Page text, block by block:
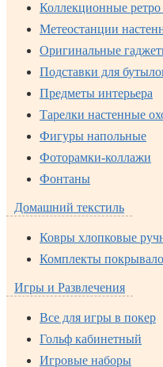
Коллекционные
Метеостанции
Оригинальные
Подставки для
Предметы интерьера
Тарелки настенные
Фигуры напольные
Фоторамки-коллажи
Фонтаны
Домашний текстиль
Ковры хлопковые
Комплекты
Игры и Развлечения
Все для игры в покер
Гольф кабинетный
Игровые наборы